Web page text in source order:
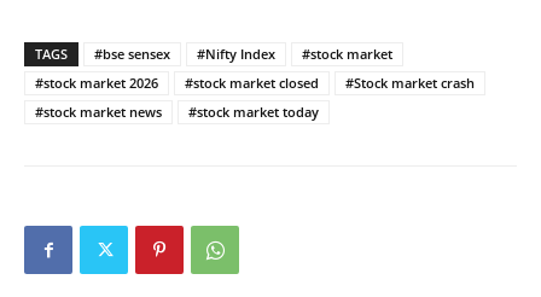
TAGS #bse sensex #Nifty Index
#stock market
#stock market 2026
#stock market closed
#Stock market crash
#stock market news
#stock market today